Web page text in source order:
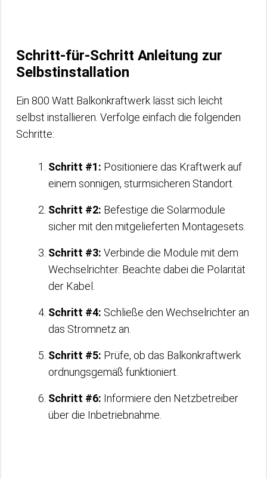
Schritt-für-Schritt Anleitung zur
Selbstinstallation
Ein 800 Watt Balkonkraftwerk lässt sich leicht
selbst installieren. Verfolge einfach die folgenden
Schritte:
Schritt #1: Positioniere das Kraftwerk auf
einem sonnigen, sturmsicheren Standort.
Schritt #2: Befestige die Solarmodule
sicher mit den mitgelieferten Montagesets.
Schritt #3: Verbinde die Module mit dem
Wechselrichter. Beachte dabei die Polarität
der Kabel.
Schritt #4: Schließe den Wechselrichter an
das Stromnetz an.
Schritt #5: Prüfe, ob das Balkonkraftwerk
ordnungsgemäß funktioniert.
Schritt #6: Informiere den Netzbetreiber
über die Inbetriebnahme.